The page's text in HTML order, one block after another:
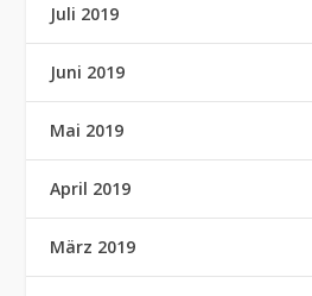
Juli 2019
Juni 2019
Mai 2019
April 2019
März 2019